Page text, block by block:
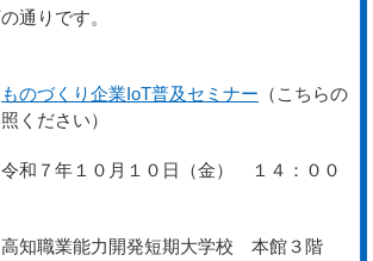
通りです。
ものづくり企業IoT普及セミナー （こちらの
ください）
令和７年１０月１０日（金）
１４：００
高知職業能力開発短期大学校 本館３階